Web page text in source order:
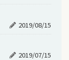
2019/08/15
2019/07/15